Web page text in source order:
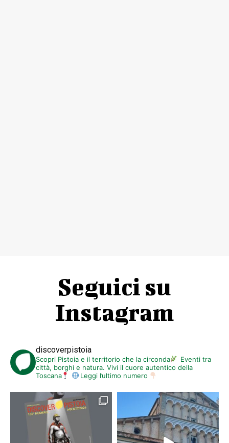
Seguici su
Instagram
discoverpistoia
Scopri Pistoia e il territorio che la circonda
Eventi tra
città, borghi e natura. Vivi il cuore autentico della
Toscana
Leggi l’ultimo numero